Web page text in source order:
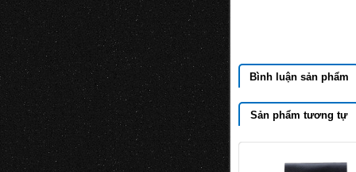
Bình luận sản phẩm
Sản phẩm tương tự